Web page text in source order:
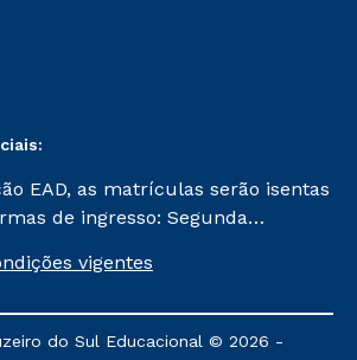
EAD, as matrículas serão isentas
de ingresso: Segunda
a taxa de matrícula será de R$
referentes aos cursos: Ensino
vigentes
do Sul Educacional © 2026 -